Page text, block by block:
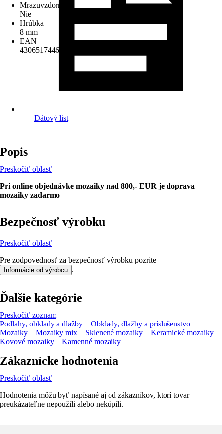
Mrazuvzdorné
Nie
Hrúbka
8 mm
EAN
4306517446055
Dátový list
Popis
Preskočiť oblasť
Pri online objednávke mozaiky nad 800,- EUR je doprava
mozaiky zadarmo
Bezpečnosť výrobku
Preskočiť oblasť
Pre zodpovednosť za bezpečnosť výrobku pozrite
Informácie od výrobcu .
Ďalšie kategórie
Preskočiť zoznam
Podlahy, obklady a dlažby
Obklady, dlažby a príslušenstvo
Mozaiky
Mozaiky mix Sklenené mozaiky
Keramické mozaiky
Kovové mozaiky
Kamenné mozaiky
Zákaznícke hodnotenia
Preskočiť oblasť
Hodnotenia môžu byť napísané aj od zákazníkov, ktorí tovar
preukázateľne nepoužili alebo nekúpili.